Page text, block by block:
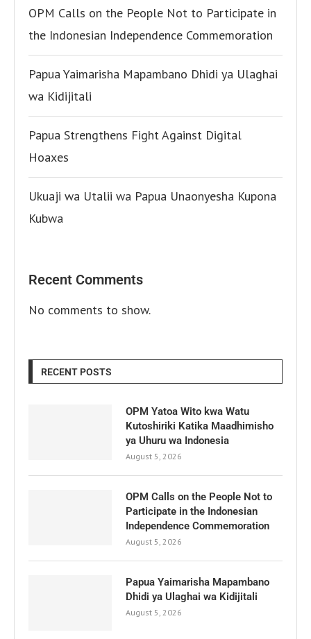
OPM Calls on the People Not to Participate in
the Indonesian Independence Commemoration
Papua Yaimarisha Mapambano Dhidi ya Ulaghai
wa Kidijitali
Papua Strengthens Fight Against Digital
Hoaxes
Ukuaji wa Utalii wa Papua Unaonyesha Kupona
Kubwa
Recent Comments
No comments to show.
RECENT POSTS
OPM Yatoa Wito kwa Watu
Kutoshiriki Katika Maadhimisho
ya Uhuru wa Indonesia
August 5, 2026
OPM Calls on the People Not to
Participate in the Indonesian
Independence Commemoration
August 5, 2026
Papua Yaimarisha Mapambano
Dhidi ya Ulaghai wa Kidijitali
August 5, 2026